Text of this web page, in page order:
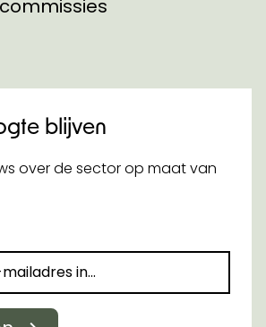
blijven
over de sector op maat van